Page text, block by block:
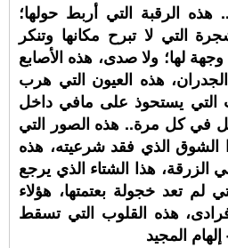
الرقبة التي أربط حولها؛
التي لا تبرح مكانها وتنكر
وجهة لها؛ ولا صدى، هذه الأصابع
هذه العيون التي هرب
التي يستحوذ على مافي داخل
في كل مرة.. هذه الصور التي
الشوق الذي فقد شرعيته، هذه
هذا الشتاء الذي يرجع
لم تعد خجولة بعتمتها، هؤلاء
هذه القلوب التي تسقط
المجيد